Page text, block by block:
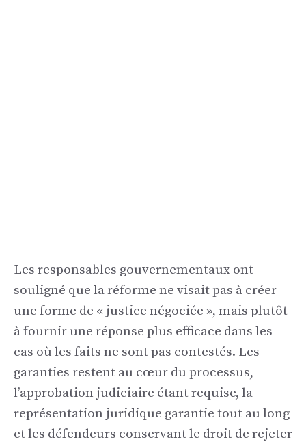
Les responsables gouvernementaux ont
souligné que la réforme ne visait pas à créer
une forme de « justice négociée », mais plutôt
à fournir une réponse plus efficace dans les
cas où les faits ne sont pas contestés. Les
garanties restent au cœur du processus,
l’approbation judiciaire étant requise, la
représentation juridique garantie tout au long
et les défendeurs conservant le droit de rejeter